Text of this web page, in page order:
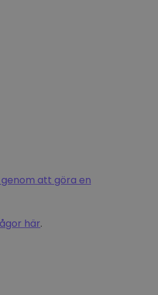
att göra en
här.